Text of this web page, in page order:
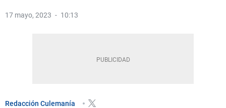
17 mayo, 2023 10:13
Redacción Culemanía